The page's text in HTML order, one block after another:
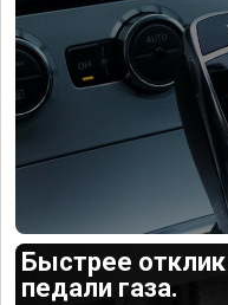
Быстрее
педали газа.